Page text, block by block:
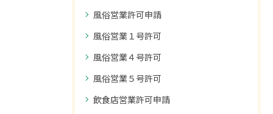
風俗営業許可申請
風俗営業１号許可
風俗営業４号許可
風俗営業５号許可
飲食店営業許可申請